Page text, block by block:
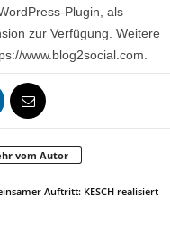
Plugin, als
zur Verfügung. Weitere
www.blog2social.com.
vom Autor
Auftritt: KESCH realisiert